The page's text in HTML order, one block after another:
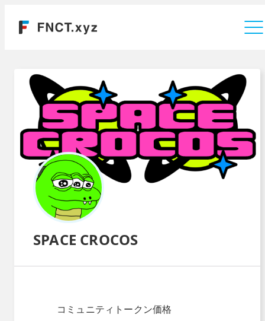
SPACE CROCOS
コミュニティトークン価格